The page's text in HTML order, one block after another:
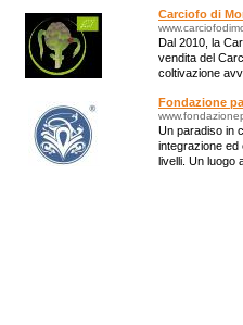
Carciofo di
Dal 2010, la
vendita del
coltivazione
Fondazione
Un paradiso in
integrazione ed
livelli. Un luogo